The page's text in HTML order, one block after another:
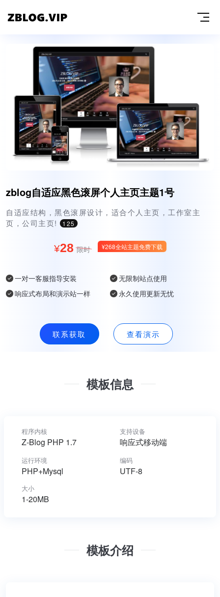
zblog自适应黑色滚屏个人主页主题1号
自适应结构，黑色滚屏设计，适合个人主页，工作室主
页，公司主页!
125
¥28 限时 ¥268全站主题免费下载
一对一客服指导安装
无限制站点使用
响应式布局和演示站一样
永久使用更新无忧
联系获取 查看演示
模板信息
程序内核
Z-Blog PHP 1.7
支持设备
响应式移动端
运行环境
PHP+Mysql
编码
UTF-8
大小
1-20MB
模板介绍